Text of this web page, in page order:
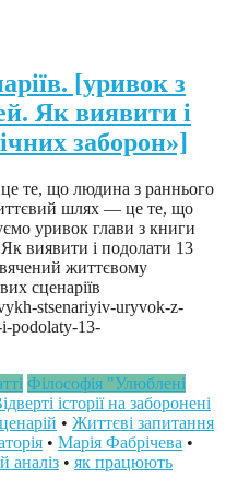
[уривок з
Як виявити і
заборон»]
те, що людина з раннього
шлях — це те, що
уривок глави з книги
виявити і подолати 13
життєвому
сценаріїв
stsenariyiv-uryvok-z-
podolaty-13-
Філософія "Улюблені
історії на заборонені
• Життєві запитання
• Марія Фабрічева •
аналіз • як працюють